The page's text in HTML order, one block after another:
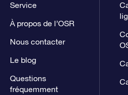
Service
À propos de l’OSR
Nous contacter
Le blog
Questions
fréquemment